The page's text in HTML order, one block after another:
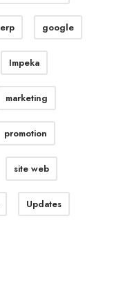
erp google
Impeka
marketing
promotion
site web
Updates